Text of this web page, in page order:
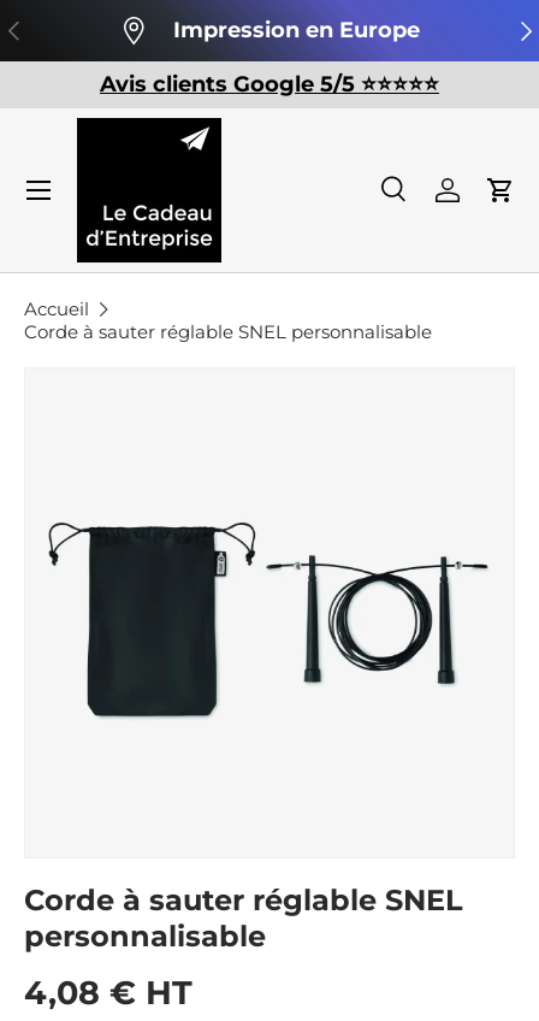
Aller au contenu
Précédent Impression en Europe
Avis clients Google 5/5 ⭐️⭐️⭐️⭐️⭐️
Recherche
Recherche
Se
Accueil
Corde à sauter réglable SNEL personnalisable
Corde à sauter réglable SNEL
personnalisable
Prix habituel
4,08 € HT